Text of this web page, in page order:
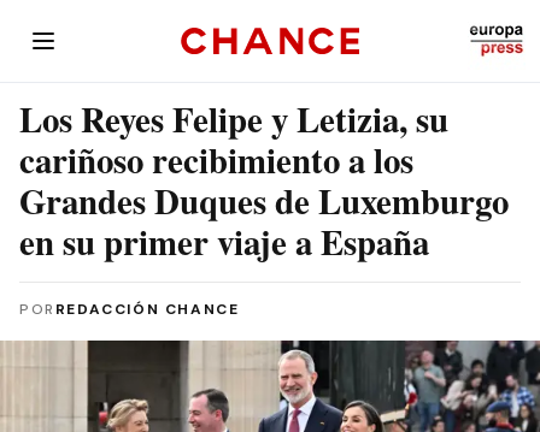
Los Reyes Felipe y Letizia, su
cariñoso recibimiento a los
Grandes Duques de Luxemburgo
en su primer viaje a España
POR REDACCIÓN CHANCE